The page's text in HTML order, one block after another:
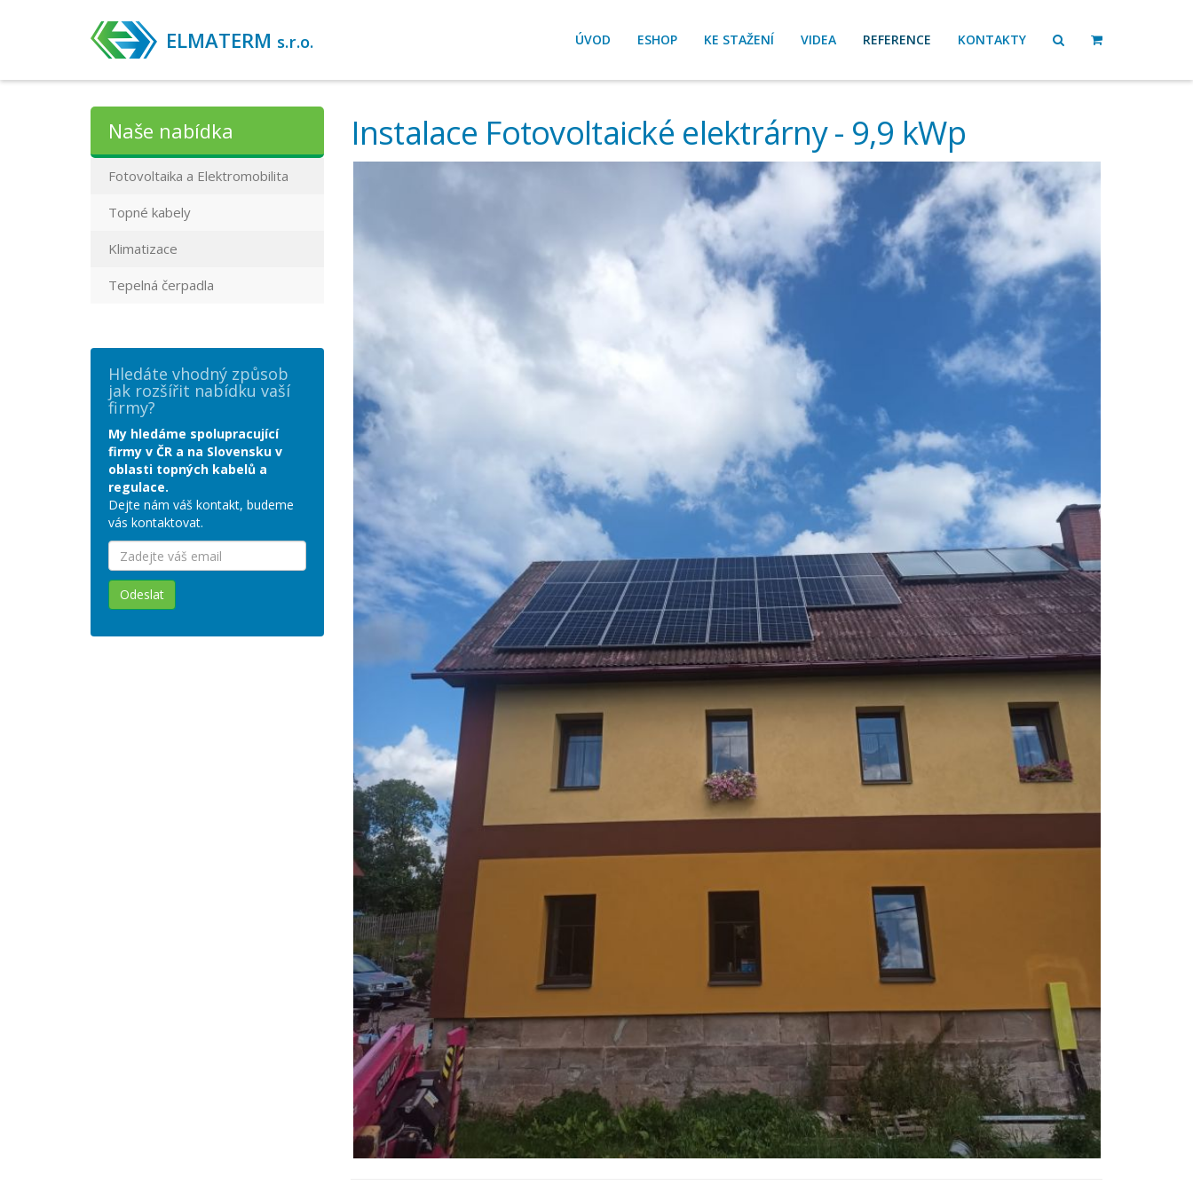
ELMATERM s.r.o. ÚVOD ESHOP KE STAŽENÍ VIDEA REFERENCE KONTAKTY
Instalace Fotovoltaické elektrárny - 9,9 kWp
Naše nabídka
Fotovoltaika a Elektromobilita
Topné kabely
Klimatizace
Tepelná čerpadla
Hledáte vhodný způsob
jak rozšířit nabídku vaší
firmy?
My hledáme spolupracující
firmy v ČR a na Slovensku v
oblasti topných kabelů a
regulace.
Dejte nám váš kontakt, budeme
vás kontaktovat.
Odeslat